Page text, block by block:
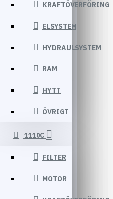
KRAFTÖVERFÖRING
ELSYSTEM
HYDRAULSYSTEM
RAM
HYTT
ÖVRIGT
1110C
FILTER
MOTOR